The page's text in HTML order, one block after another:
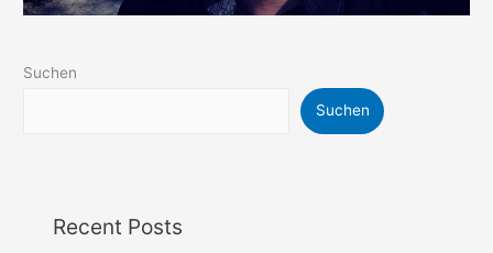
Suchen
Suchen
Recent Posts